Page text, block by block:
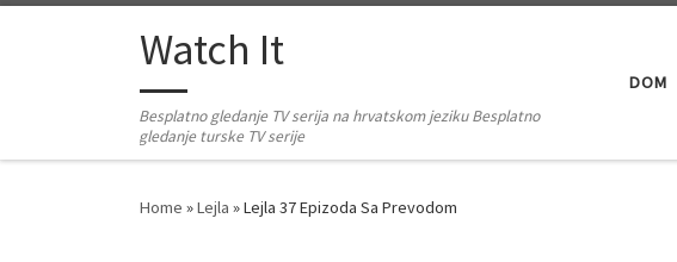
Skip to contentWatch It
Besplatno gledanje TV serija na hrvatskom jeziku Besplatno
gledanje turske TV serije
DOM
Home »Lejla »Lejla 37 Epizoda Sa Prevodom